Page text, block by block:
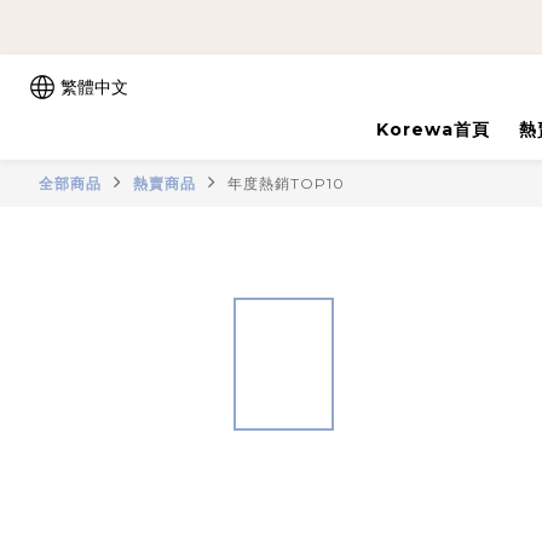
繁體中文
Korewa首頁
熱
全部商品 熱賣商品 年度熱銷TOP10